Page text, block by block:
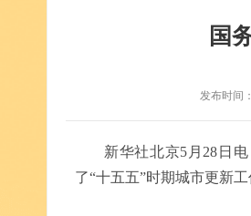
国
发布时间
新华社北京5月28日
了“十五五”时期城市更新